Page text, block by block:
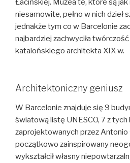
Łacińskiej. Muzea te, które są jak
niesamowite, pełno w nich dzieł
jednakże tym co w Barcelonie
najbardziej zachwyciła
katalońskiego architekta XIX w.
Architektoniczny geniusz
W Barcelonie znajduje się 9
światową listę UNESCO, 7 z tych
zaprojektowanych przez Antonio
początkowo zainspirowany
wykształcił własny